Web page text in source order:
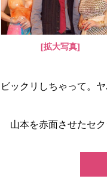
[拡大写真]
ビックリしちゃって。
山本を赤面させたセク